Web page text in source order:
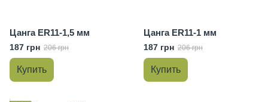
Цанга ER11-1,5 мм
187 грн 206 грн
Купить
Цанга ER11-1 мм
187 грн 206 грн
Купить